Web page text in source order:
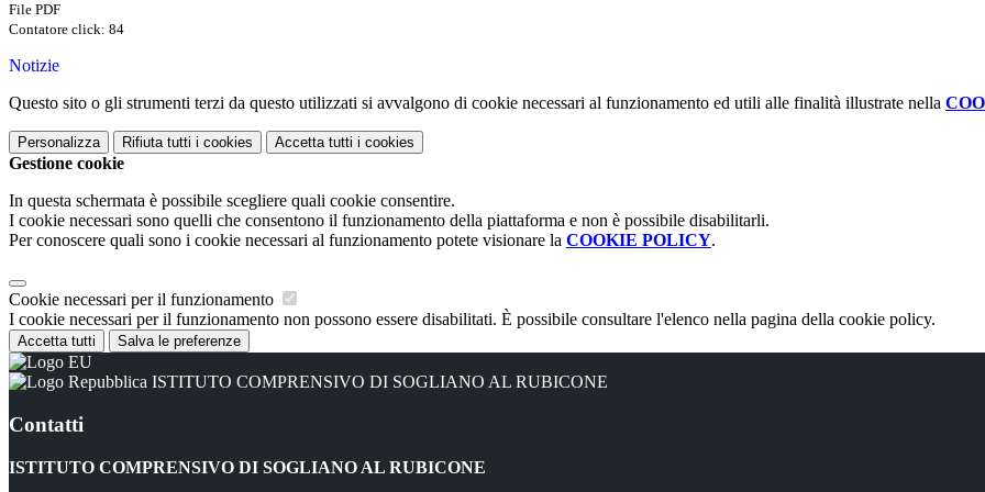
File PDF
Contatore click: 84
Notizie
Questo sito o gli strumenti terzi da questo utilizzati si avvalgono di cookie necessari al funzionamento ed utili alle finalità illustrate nella
Personalizza Rifiuta tutti i cookies Accetta tutti i cookies
Gestione cookie
In questa schermata è possibile scegliere quali cookie consentire.
I cookie necessari sono quelli che consentono il funzionamento della piattaforma e non è possibile disabilitarli.
Per conoscere quali sono i cookie necessari al funzionamento potete visionare la COOKIE POLICY.
Cookie necessari per il funzionamento
I cookie necessari per il funzionamento non possono essere disabilitati. È possibile consultare l'elenco nella pagina della cookie policy.
Accetta tutti Salva le preferenze
ISTITUTO COMPRENSIVO DI SOGLIANO AL RUBICONE
Contatti
ISTITUTO COMPRENSIVO DI SOGLIANO AL RUBICONE